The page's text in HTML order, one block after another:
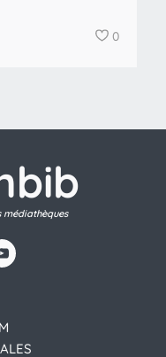
0
médiathèques